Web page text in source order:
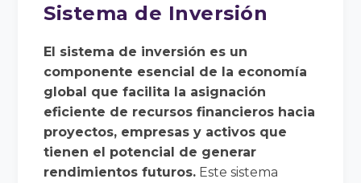
Sistema de Inversión
El sistema de inversión es un
componente esencial de la economía
global que facilita la asignación
eficiente de recursos financieros hacia
proyectos, empresas y activos que
tienen el potencial de generar
rendimientos futuros. Este sistema